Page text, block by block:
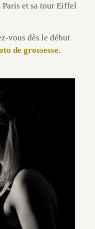
et sa tour Eiffel
vous dès le début
de grossesse.